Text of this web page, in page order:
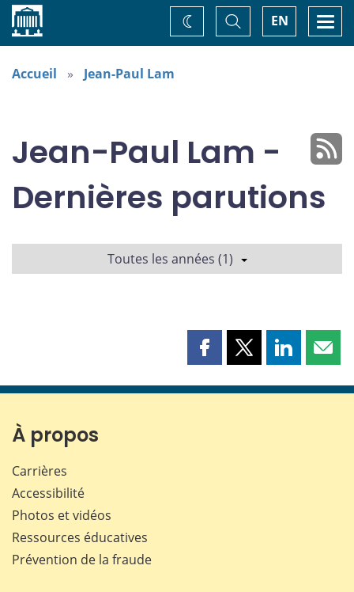
Accueil EN
Basculer
la
recherche
Changez
de
Accueil Jean-Paul Lam
Jean-Paul Lam -
Dernières parutions
Toutes les années (1)
Partager
page
Partager
page
Partager
page page
À propos
Carrières
Accessibilité
Photos et vidéos
Ressources éducatives
Prévention de la fraude